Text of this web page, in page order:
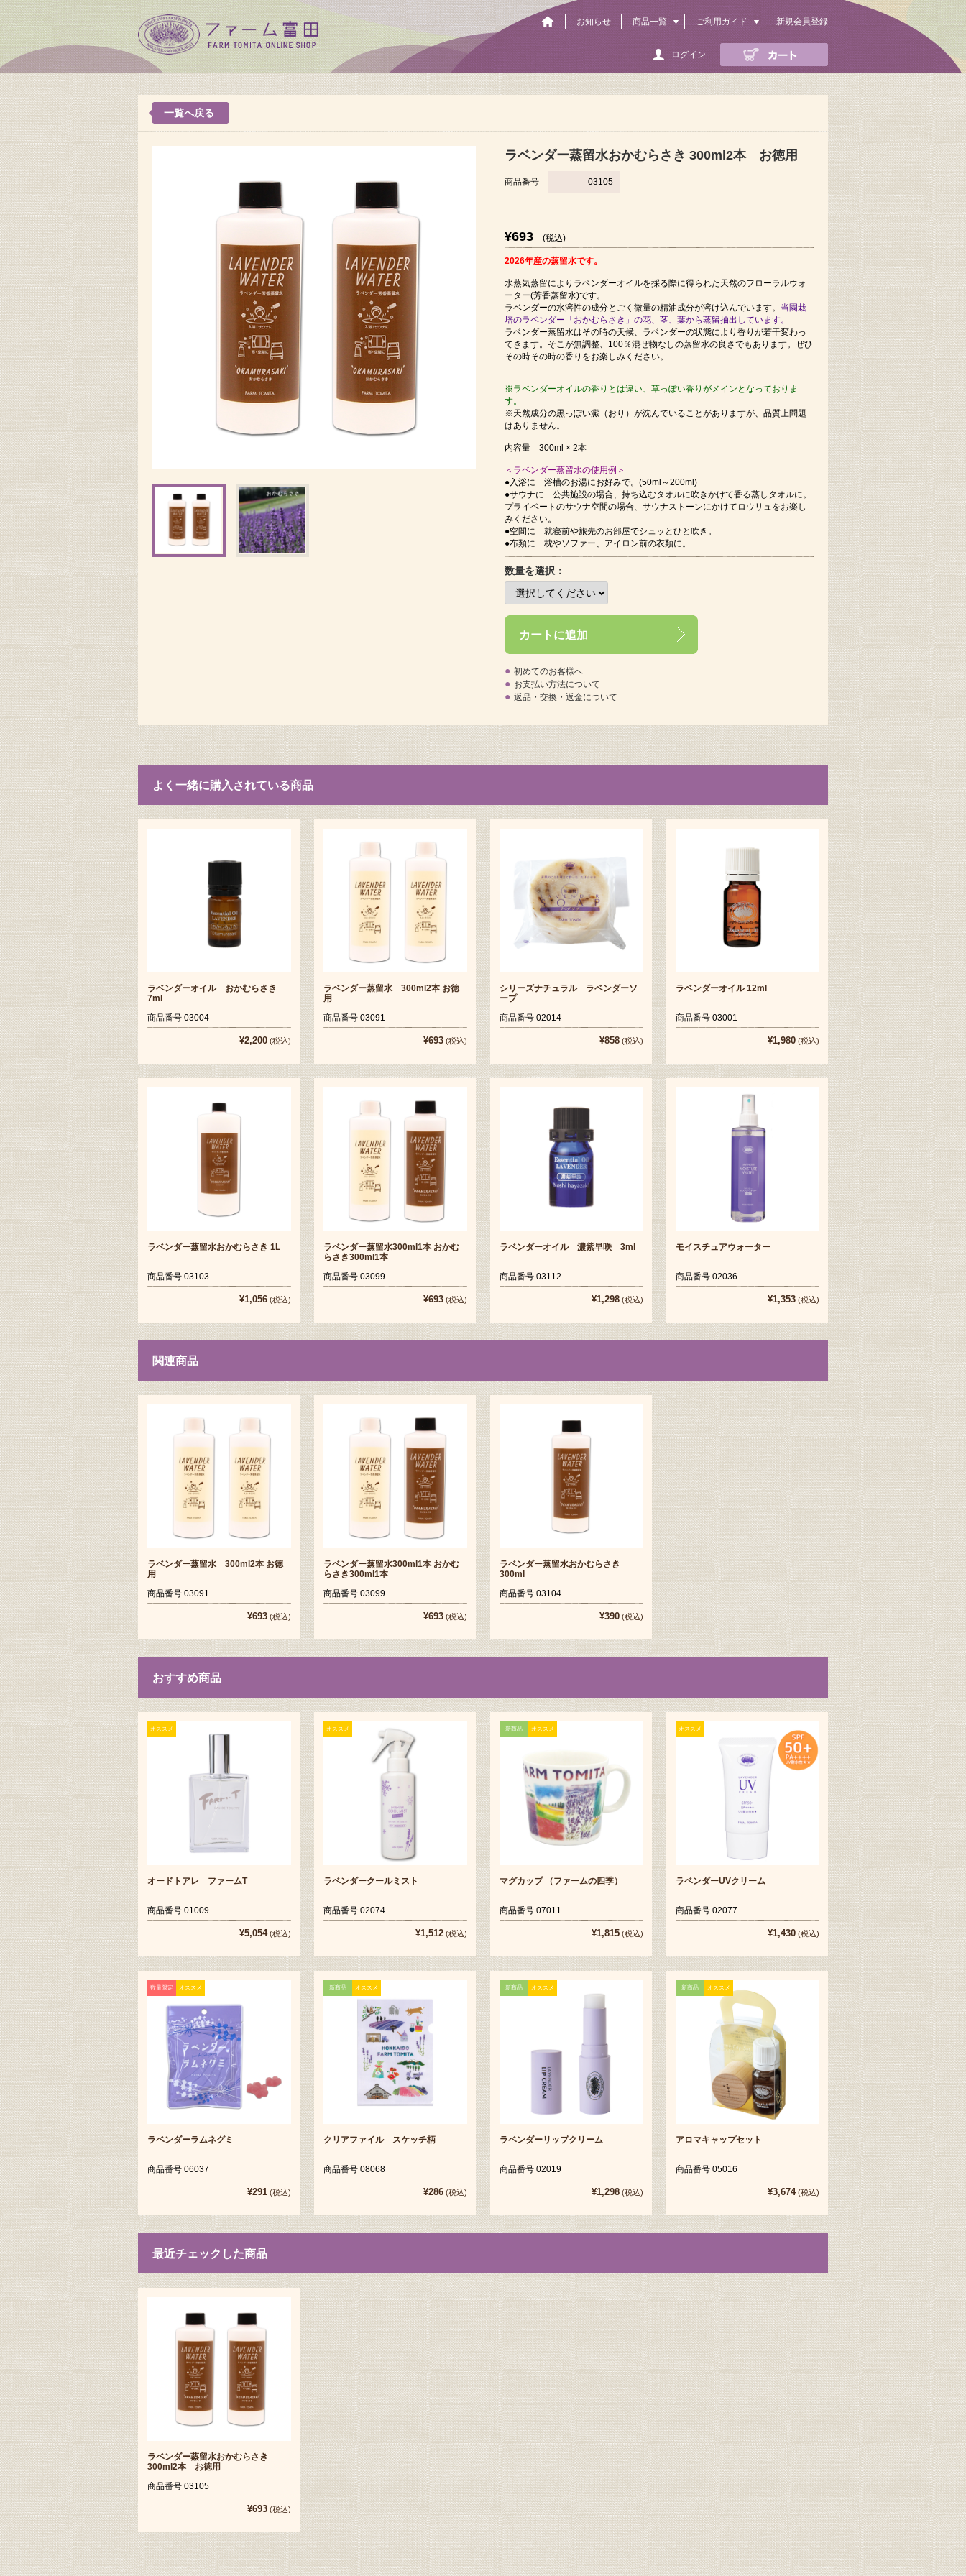
お知らせ 商品一覧 ご利用ガイド 新規会員登録
ログイン
一覧へ戻る
ラベンダー蒸留水おかむらさき 300ml2本 お徳用
商品番号 03105
¥693 (税込)
2026年産の蒸留水です。
水蒸気蒸留によりラベンダーオイルを採る際に得られた天然のフローラルウォ
ーター(芳香蒸留水)です。
ラベンダーの水溶性の成分とごく微量の精油成分が溶け込んでいます。 当園栽
培のラベンダー「おかむらさき」の花、茎、葉から蒸留抽出しています。
ラベンダー蒸留水はその時の天候、ラベンダーの状態により香りが若干変わっ
てきます。そこが無調整、100％混ぜ物なしの蒸留水の良さでもあります。ぜひ
その時その時の香りをお楽しみください。
※ラベンダーオイルの香りとは違い、草っぽい香りがメインとなっておりま
す。
※天然成分の黒っぽい澱（おり）が沈んでいることがありますが、品質上問題
はありません。
内容量 300ml × 2本
＜ラベンダー蒸留水の使用例＞
●入浴に 浴槽のお湯にお好みで。(50ml～200ml)
●サウナに 公共施設の場合、持ち込むタオルに吹きかけて香る蒸しタオルに。
プライベートのサウナ空間の場合、サウナストーンにかけてロウリュをお楽し
みください。
●空間に 就寝前や旅先のお部屋でシュッとひと吹き。
●布類に 枕やソファー、アイロン前の衣類に。
数量を選択：
カートに追加
● 初めてのお客様へ
● お支払い方法について
● 返品・交換・返金について
よく一緒に購入されている商品
ラベンダーオイル おかむらさき
7ml
商品番号 03004
¥2,200 (税込)
ラベンダー蒸留水 300ml2本 お徳
用
商品番号 03091
¥693 (税込)
シリーズナチュラル ラベンダーソ
ープ
商品番号 02014
¥858 (税込)
ラベンダーオイル 12ml
商品番号 03001
¥1,980 (税込)
ラベンダー蒸留水おかむらさき 1L
商品番号 03103
¥1,056 (税込)
ラベンダー蒸留水300ml1本 おかむ
らさき300ml1本
商品番号 03099
¥693 (税込)
ラベンダーオイル 濃紫早咲 3ml
商品番号 03112
¥1,298 (税込)
モイスチュアウォーター
商品番号 02036
¥1,353 (税込)
関連商品
ラベンダー蒸留水 300ml2本 お徳
用
商品番号 03091
¥693 (税込)
ラベンダー蒸留水300ml1本 おかむ
らさき300ml1本
商品番号 03099
¥693 (税込)
ラベンダー蒸留水おかむらさき
300ml
商品番号 03104
¥390 (税込)
おすすめ商品
オススメ
オードトアレ ファームT
商品番号 01009
¥5,054(税込)
オススメ
ラベンダークールミスト
商品番号 02074
¥1,512 (税込)
新商品 オススメ
マグカップ （ファームの四季）
商品番号 07011
¥1,815 (税込)
オススメ
ラベンダーUVクリーム
商品番号 02077
¥1,430 (税込)
数量限定 オススメ
ラベンダーラムネグミ
商品番号 06037
¥291 (税込)
新商品 オススメ
クリアファイル スケッチ柄
商品番号 08068
¥286 (税込)
新商品 オススメ
ラベンダーリップクリーム
商品番号 02019
¥1,298 (税込)
新商品 オススメ
アロマキャップセット
商品番号 05016
¥3,674(税込)
最近チェックした商品
ラベンダー蒸留水おかむらさき
300ml2本 お徳用
商品番号 03105
¥693 (税込)